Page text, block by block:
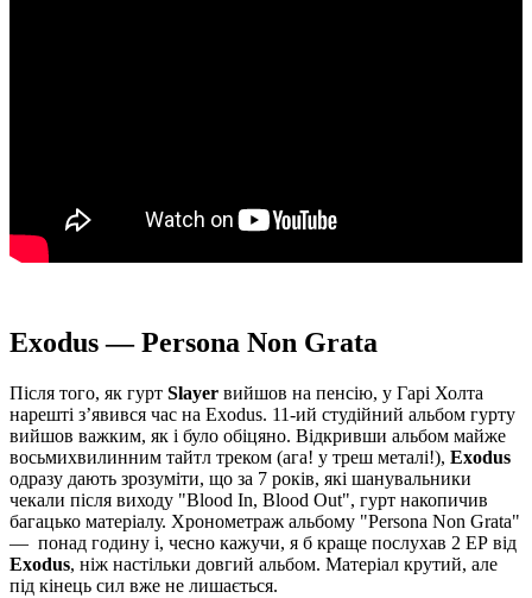
Exodus — Persona Non Grata
Після того, як гурт Slayer вийшов на пенсію, у Гарі Холта
нарешті з’явився час на Exodus. 11-ий студійний альбом гурту
вийшов важким, як і було обіцяно. Відкривши альбом майже
восьмихвилинним тайтл треком (ага! у треш металі!), Exodus
одразу дають зрозуміти, що за 7 років, які шанувальники
чекали після виходу "Blood In, Blood Out", гурт накопичив
багацько матеріалу. Хронометраж альбому "Persona Non Grata"
— понад годину і, чесно кажучи, я б краще послухав 2 ЕР від
Exodus, ніж настільки довгий альбом. Матеріал крутий, але
під кінець сил вже не лишається.